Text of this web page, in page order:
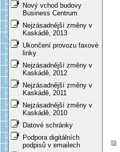
Nový vchod budovy
Business Centrum
Nejzásadnější změny v
Kaskádě, 2013
Ukončení provozu faxové
linky
Nejzásadnější změny v
Kaskádě, 2012
Nejzásadnější změny v
Kaskádě, 2011
Nejzásadnější změny v
Kaskádě, 2010
Datové schránky
Podpora digitálních
podpisů v emailech